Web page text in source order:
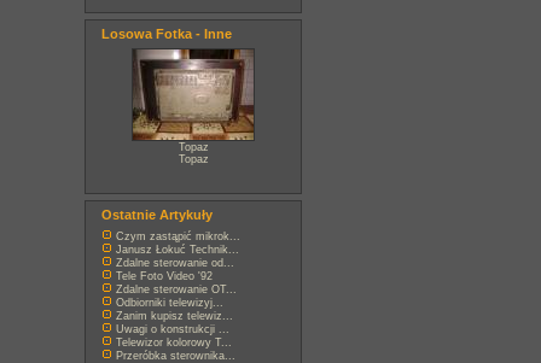
Losowa Fotka - Inne
Topaz
Topaz
Ostatnie Artykuły
Czym zastąpić mikrok...
Janusz Łokuć Technik...
Zdalne sterowanie od...
Tele Foto Video '92
Zdalne sterowanie OT...
Odbiorniki telewizyj...
Zanim kupisz telewiz...
Uwagi o konstrukcji ...
Telewizor kolorowy T...
Przeróbka sterownika...